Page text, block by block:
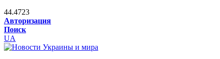
44.4723
Авторизация
Поиск
UA